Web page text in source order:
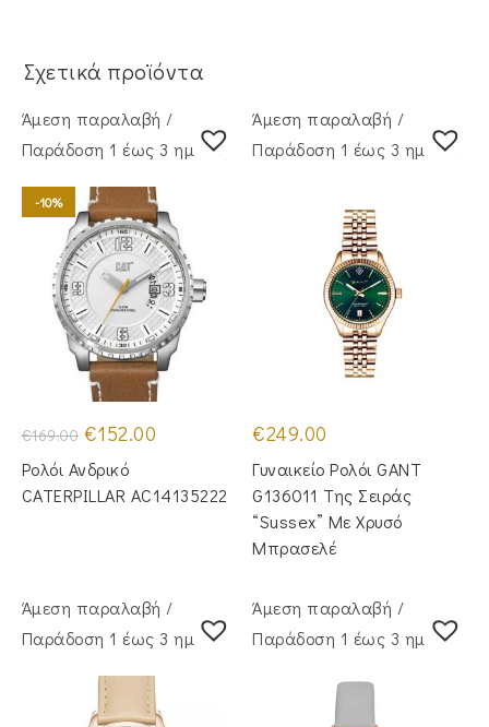
Σχετικά προϊόντα
Άμεση παραλαβή /
Παράδoση 1 έως 3 ημέρες
-10%
€169.00 Original
price
was:
€169.00.
€152.00
€152.00.
Ρολόι Ανδρικό
CATERPILLAR AC14135222
Άμεση παραλαβή /
Παράδoση 1 έως 3 ημέρες
€249.00
Γυναικείο Ρολόι GANT
G136011 Της Σειράς
“Sussex” Με Χρυσό
Μπρασελέ
Άμεση παραλαβή /
Παράδoση 1 έως 3 ημέρες
Άμεση παραλαβή /
Παράδoση 1 έως 3 ημέρες